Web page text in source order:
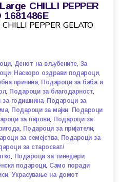
CHILLI PEPPER
1681486E
PEPPER GELATO
, Денот на вљубените, За
, Наскоро оздрави подароци,
причина, Подароци за баба и
, Подароци за благодарност,
годишнина, Подароци за
, Подароци за мајки, Подароци
за парови, Подароци за
, Подароци за пријатели,
за семејства, Подароци за
за старосват/
, Подароци за тинејџери,
подароци, Само поради
, Украсување на домот